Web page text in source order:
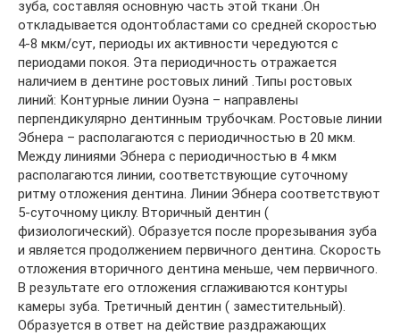
зуба, составляя основную часть этой ткани .Он
откладывается одонтобластами со средней скоростью
4-8 мкм/сут, периоды их активности чередуются с
периодами покоя. Эта периодичность отражается
наличием в дентине ростовых линий .Типы ростовых
линий: Контурные линии Оуэна – направлены
перпендикулярно дентинным трубочкам. Ростовые линии
Эбнера – располагаются с периодичностью в 20 мкм.
Между линиями Эбнера с периодичностью в 4 мкм
располагаются линии, соответствующие суточному
ритму отложения дентина. Линии Эбнера соответствуют
5-суточному циклу. Вторичный дентин (
физиологический). Образуется после прорезывания зуба
и является продолжением первичного дентина. Скорость
отложения вторичного дентина меньше, чем первичного.
В результате его отложения сглаживаются контуры
камеры зуба. Третичный дентин ( заместительный).
Образуется в ответ на действие раздражающих